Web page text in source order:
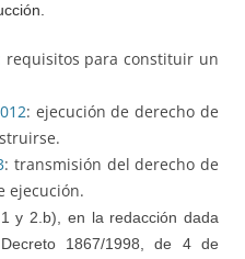
requisitos para constituir un
: ejecución de derecho de
: transmisión del derecho de
ejecución.
y 2.b), en la redacción dada
1867/1998, de 4 de